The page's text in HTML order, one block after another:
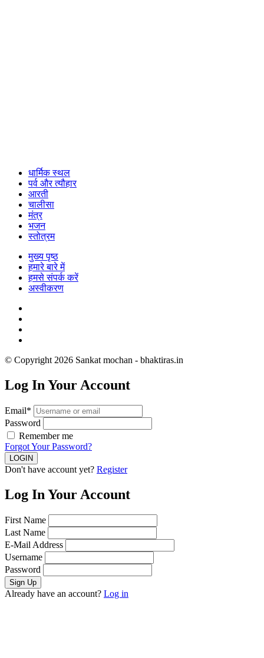
धार्मिक स्थल
पर्व और त्यौहार
आरती
चालीसा
मंत्र
भजन
स्तोत्रम
मुख्य पृष्ठ
हमारे बारे में
हमसे संपर्क करें
अस्वीकरण
© Copyright 2026 Sankat mochan - bhaktiras.in
Log In Your Account
Email*
Password
Remember me
Forgot Your Password?
Don't have account yet? Register
Log In Your Account
First Name
Last Name
E-Mail Address
Username
Password
Already have an account? Log in